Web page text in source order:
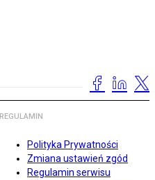
REGULAMIN
Polityka Prywatności
Zmiana ustawień zgód
Regulamin serwisu